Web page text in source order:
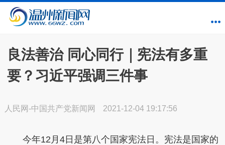
良法善治 同心同行｜宪法有多重
要？习近平强调三件事
人民网-中国共产党新闻网 2021-12-04 19:17:56
今年12月4日是第八个国家宪法日。宪法是国家的